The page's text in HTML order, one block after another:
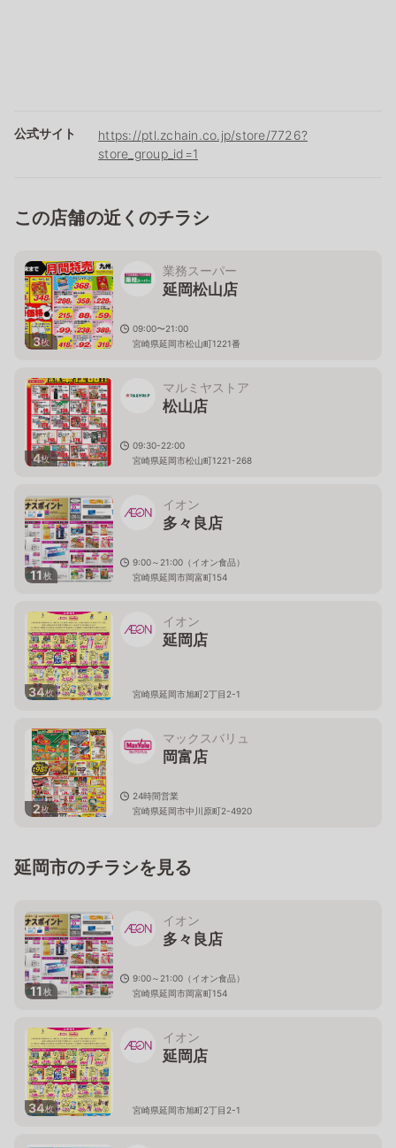
公式サイト
https://ptl.zchain.co.jp/store/7726?
store_group_id=1
この店舗の近くのチラシ
3枚
業務スーパー
延岡松山店
09:00〜21:00
宮崎県延岡市松山町1221番
4枚
マルミヤストア
松山店
09:30-22:00
宮崎県延岡市松山町1221-268
11枚
イオン
多々良店
9:00～21:00（イオン食品）
宮崎県延岡市岡富町154
34枚
イオン
延岡店
宮崎県延岡市旭町2丁目2-1
2枚
マックスバリュ
岡富店
24時間営業
宮崎県延岡市中川原町2-4920
延岡市のチラシを見る
11枚
イオン
多々良店
9:00～21:00（イオン食品）
宮崎県延岡市岡富町154
34枚
イオン
延岡店
宮崎県延岡市旭町2丁目2-1